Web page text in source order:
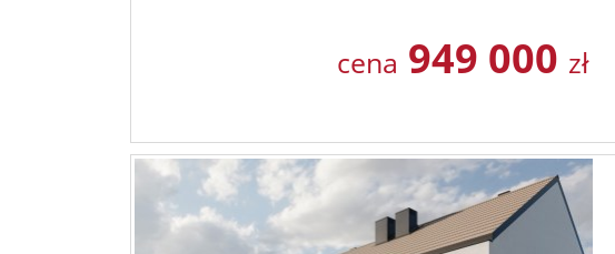
cena 949 000 zł